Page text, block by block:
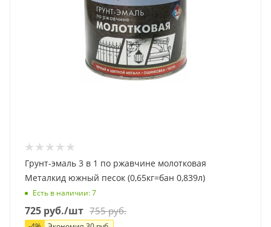
Грунт-эмаль 3 в 1 по ржавчине молотковая
Металкид южный песок (0,65кг=бан 0,839л)
Есть в наличии: 7
725 руб./шт 755руб.